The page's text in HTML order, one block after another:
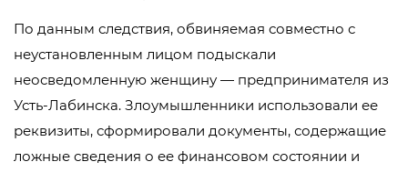
По данным следствия, обвиняемая совместно с
неустановленным лицом подыскали
неосведомленную женщину — предпринимателя из
Усть-Лабинска. Злоумышленники использовали ее
реквизиты, сформировали документы, содержащие
ложные сведения о ее финансовом состоянии и